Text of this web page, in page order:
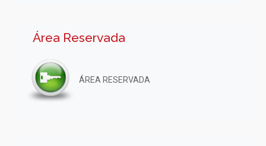
Área Reservada
ÁREA RESERVADA